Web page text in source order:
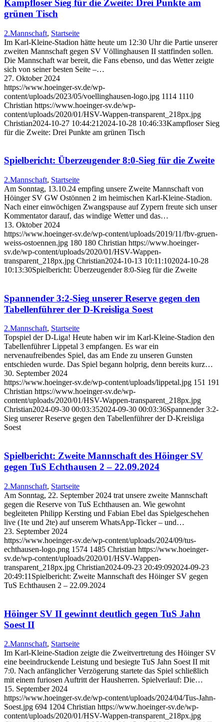
Kampfloser Sieg für die Zweite: Drei Punkte am
grünen Tisch
2.Mannschaft, Startseite
Im Karl-Kleine-Stadion hätte heute um 12:30 Uhr die Partie unserer
zweiten Mannschaft gegen SV Völlinghausen II stattfinden sollen.
Die Mannschaft war bereit, die Fans ebenso, und das Wetter zeigte
sich von seiner besten Seite –…
27. Oktober 2024
https://www.hoeinger-sv.de/wp-
content/uploads/2023/05/voellinghausen-logo.jpg 1114 1110
Christian https://www.hoeinger-sv.de/wp-
content/uploads/2020/01/HSV-Wappen-transparent_218px.jpg
Christian2024-10-27 10:44:21 2024-10-28 10:46:33Kampfloser Sieg
für die Zweite: Drei Punkte am grünen Tisch
Spielbericht: Überzeugender 8:0-Sieg für die Zweite
2.Mannschaft, Startseite
Am Sonntag, 13.10.24 empfing unsere Zweite Mannschaft von
Höinger SV GW Ostönnen 2 im heimischen Karl-Kleine-Stadion.
Nach einer einwöchigen Zwangspause auf Zypern freute sich unser
Kommentator darauf, das windige Wetter und das…
13. Oktober 2024
https://www.hoeinger-sv.de/wp-content/uploads/2019/11/fbv-gruen-
weiss-ostoennen.jpg 180 180 Christian https://www.hoeinger-
sv.de/wp-content/uploads/2020/01/HSV-Wappen-
transparent_218px.jpg Christian2024-10-13 10:11:102024-10-28
10:13:30Spielbericht: Überzeugender 8:0-Sieg für die Zweite
Spannender 3:2-Sieg unserer Reserve gegen den
Tabellenführer der D-Kreisliga Soest
2.Mannschaft, Startseite
Topspiel der D-Liga! Heute haben wir im Karl-Kleine-Stadion den
Tabellenführer Lippetal 3 empfangen. Es war ein
nervenaufreibendes Spiel, das am Ende zu unseren Gunsten
entschieden wurde. Das Spiel begann holprig, denn bereits kurz…
30. September 2024
https://www.hoeinger-sv.de/wp-content/uploads/lippetal.jpg 151 191
Christian https://www.hoeinger-sv.de/wp-
content/uploads/2020/01/HSV-Wappen-transparent_218px.jpg
Christian2024-09-30 00:03:352024-09-30 00:03:36Spannender 3:2-
Sieg unserer Reserve gegen den Tabellenführer der D-Kreisliga
Soest
Spielbericht: Zweite Mannschaft des Höinger SV
gegen TuS Echthausen 2 – 22.09.2024
2.Mannschaft, Startseite
Am Sonntag, 22. September 2024 trat unsere zweite Mannschaft
gegen die Reserve von TuS Echthausen an. Wie gewohnt
begleiteten Philipp Kersting und Fabian Ebel das Spielgeschehen
live (1te und 2te) auf unserem WhatsApp-Ticker – und…
23. September 2024
https://www.hoeinger-sv.de/wp-content/uploads/2024/09/tus-
echthausen-logo.png 1574 1485 Christian https://www.hoeinger-
sv.de/wp-content/uploads/2020/01/HSV-Wappen-
transparent_218px.jpg Christian2024-09-23 20:49:092024-09-23
20:49:11 Spielbericht: Zweite Mannschaft des Höinger SV gegen
TuS Echthausen 2 – 22.09.2024
Höinger SV II gewinnt deutlich gegen TuS Jahn
Soest II
2.Mannschaft, Startseite
Im Karl-Kleine-Stadion zeigte die Zweitvertretung des Höinger SV
eine beeindruckende Leistung und besiegte TuS Jahn Soest II mit
7:0. Nach anfänglicher Verzögerung startete das Spiel schließlich
mit einem furiosen Auftritt der Hausherren. Spielverlauf: Die…
15. September 2024
https://www.hoeinger-sv.de/wp-content/uploads/2024/04/Tus-Jahn-
Soest.jpg 694 1204 Christian https://www.hoeinger-sv.de/wp-
content/uploads/2020/01/HSV-Wappen-transparent_218px.jpg